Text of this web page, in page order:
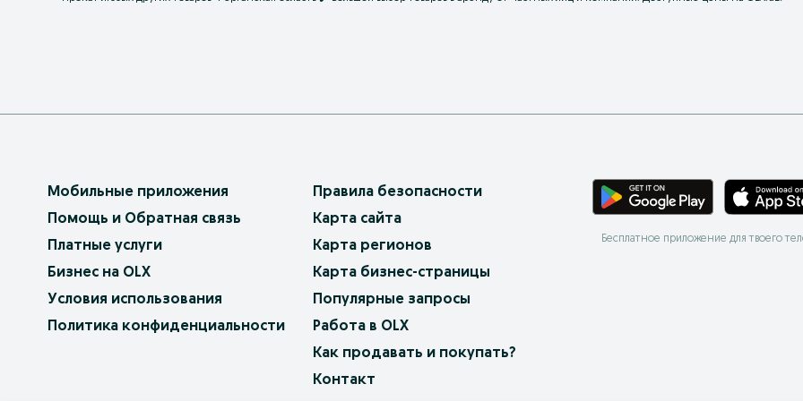
Мобильные приложения
Помощь и Обратная связь
Платные услуги
Бизнес на OLX
Условия использования
Политика конфиденциальности
Правила безопасности
Карта сайта
Карта регионов
Карта бизнес-страницы
Популярные запросы
Работа в OLX
Как продавать и покупать?
Контакт
Бесплатное приложение для твоего